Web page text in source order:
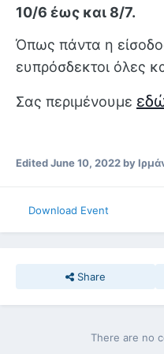
10/6 έως και 8/7.
Όπως πάντα η
ευπρόσδεκτοι όλες
Σας περιμένουμε
EditedJune 10, 2022by
Download Event
Share
There are no